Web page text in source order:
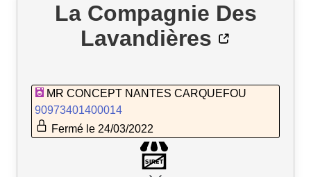
La Compagnie Des
Lavandières
MR CONCEPT NANTES CARQUEFOU
90973401400014
Fermé le 24/03/2022